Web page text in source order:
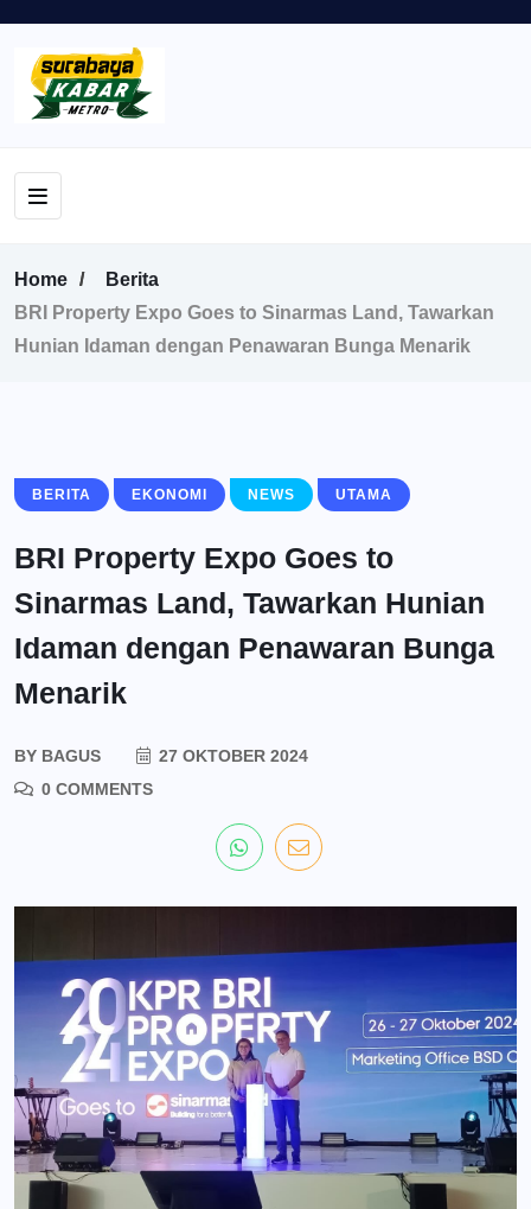
Home
Berita
BRI Property Expo Goes to Sinarmas Land, Tawarkan
Hunian Idaman dengan Penawaran Bunga Menarik
BERITA EKONOMI NEWS UTAMA
BRI Property Expo Goes to
Sinarmas Land, Tawarkan Hunian
Idaman dengan Penawaran Bunga
Menarik
BY BAGUS
27 OKTOBER 2024
0 COMMENTS